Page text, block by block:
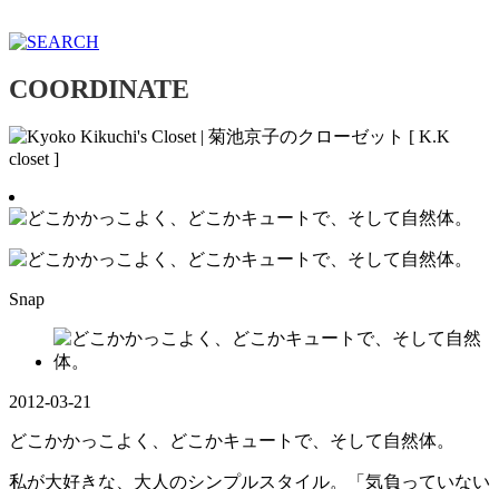
COORDINATE
Snap
2012-03-21
どこかかっこよく、どこかキュートで、そして自然体。
私が大好きな、大人のシンプルスタイル。「気負っていない